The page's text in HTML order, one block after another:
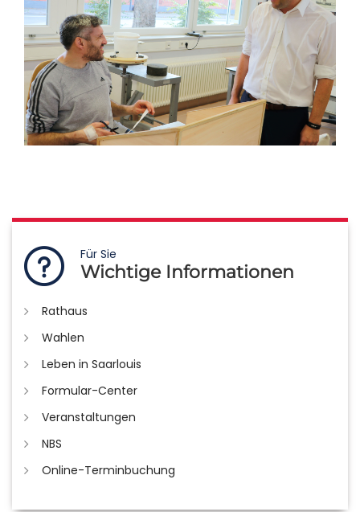
Für Sie
Wichtige Informationen
Rathaus
Wahlen
Leben in Saarlouis
Formular-Center
Veranstaltungen
NBS
Online-Terminbuchung